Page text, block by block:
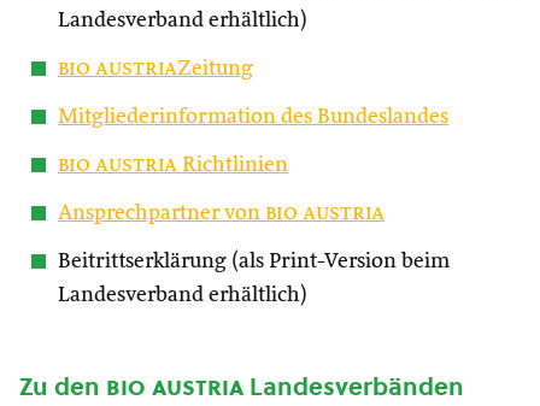
Landesverband erhältlich)
bio austriaZeitung
Mitgliederinformation des Bundeslandes
bio austria Richtlinien
Ansprechpartner von bio austria
Beitrittserklärung (als Print-Version beim
Landesverband erhältlich)
Zu den bio austria Landesverbänden